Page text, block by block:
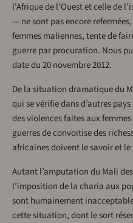
l'Afrique de l'Ouest et celle de
— ne sont pas encore
femmes maliennes, tente de
guerre par procuration. Nous
date du 20 novembre 2012.
De la situation dramatique du
qui se vérifie dans d’autres
des violences faites aux
guerres de convoitise des
africaines doivent le savoir et le
Autant l’amputation du Mali
l’imposition de la charia aux
sont humainement
cette situation, dont le sort